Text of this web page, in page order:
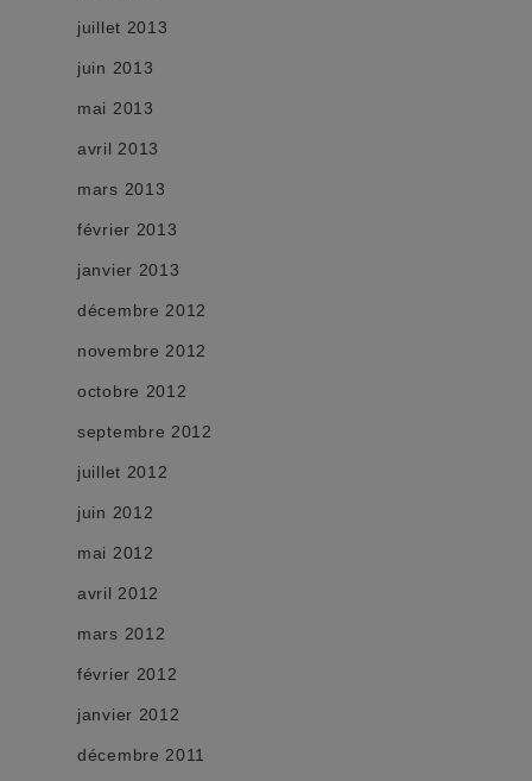
juillet 2013
juin 2013
mai 2013
avril 2013
mars 2013
février 2013
janvier 2013
décembre 2012
novembre 2012
octobre 2012
septembre 2012
juillet 2012
juin 2012
mai 2012
avril 2012
mars 2012
février 2012
janvier 2012
décembre 2011